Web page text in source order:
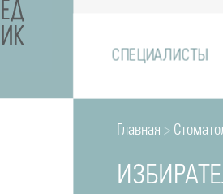
СПЕЦИАЛИСТЫ
Главная >